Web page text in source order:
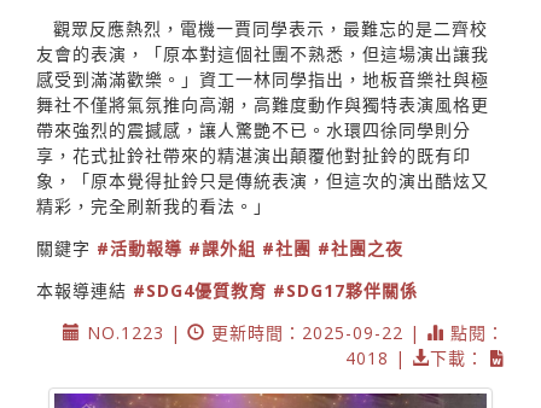
觀眾反應熱烈，電機一賈同學表示，最難忘的是二齊校
友會的表演，「原本對這個社團不熟悉，但這場演出讓我
感受到滿滿歡樂。」資工一林同學指出，地板音樂社與極
舞社不僅將氣氛推向高潮，高難度動作與獨特表演風格更
帶來強烈的震撼感，讓人驚艷不已。水環四徐同學則分
享，花式扯鈴社帶來的精湛演出顛覆他對扯鈴的既有印
象，「原本覺得扯鈴只是傳統表演，但這次的演出酷炫又
精彩，完全刷新我的看法。」
關鍵字 #活動報導 #課外組 #社團 #社團之夜
本報導連結 #SDG4優質教育 #SDG17夥伴關係
NO.1223 |
更新時間：2025-09-22 |
點閱：
4018 |
下載：